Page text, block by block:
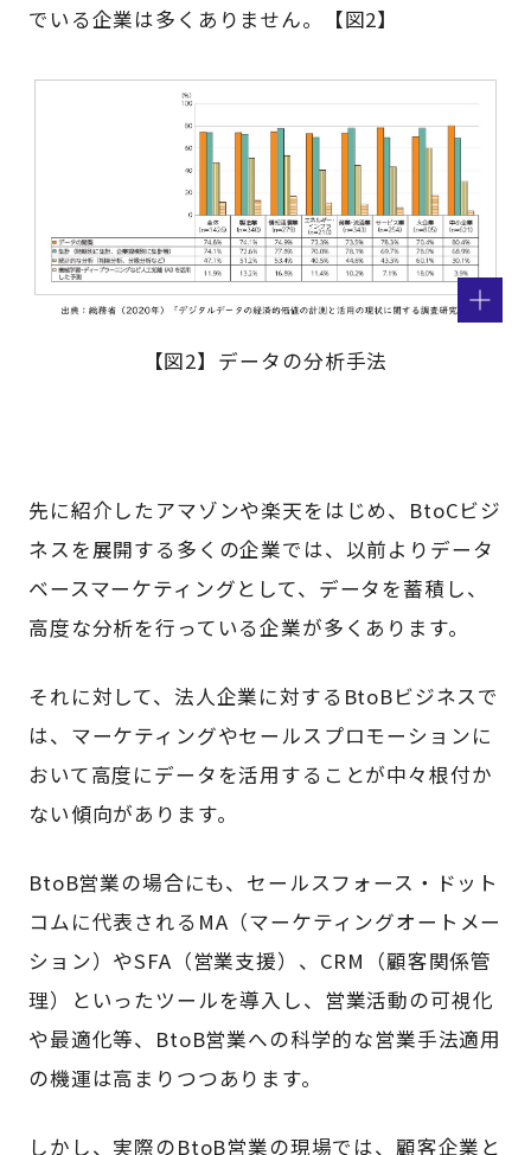
でいる企業は多くありません。【図2】
【図2】データの分析手法
先に紹介したアマゾンや楽天をはじめ、BtoCビジ
ネスを展開する多くの企業では、以前よりデータ
ベースマーケティングとして、データを蓄積し、
高度な分析を行っている企業が多くあります。
それに対して、法人企業に対するBtoBビジネスで
は、マーケティングやセールスプロモーションに
おいて高度にデータを活用することが中々根付か
ない傾向があります。
BtoB営業の場合にも、セールスフォース・ドット
コムに代表されるMA（マーケティングオートメー
ション）やSFA（営業支援）、CRM（顧客関係管
理）といったツールを導入し、営業活動の可視化
や最適化等、BtoB営業への科学的な営業手法適用
の機運は高まりつつあります。
しかし、実際のBtoB営業の現場では、顧客企業と